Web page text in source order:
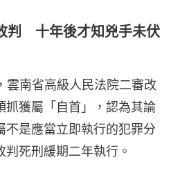
判 十年後才知兇手未伏
南省高級人民法院二審改
抓獲屬「自首」，認為其論
不是應當立即執行的犯罪分
死刑緩期二年執行。